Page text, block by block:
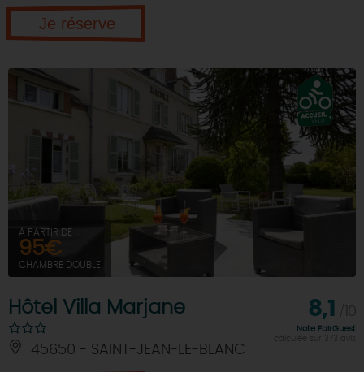
Je réserve
À PARTIR DE
95€
CHAMBRE DOUBLE
Hôtel Villa Marjane
45650 - SAINT-JEAN-LE-BLANC
8,1
Note FairGuest